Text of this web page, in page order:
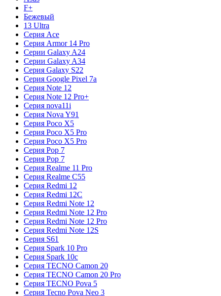
F+
Бежевый
13 Ultra
Серия Ace
Серия Armor 14 Pro
Серии Galaxy A24
Серии Galaxy A34
Серия Galaxy S22
Серия Google Pixel 7a
Серия Note 12
Серия Note 12 Pro+
Серия nova11i
Серия Nova Y91
Серия Poco X5
Серия Poco X5 Pro
Серия Poco X5 Pro
Серия Pop 7
Серия Pop 7
Серия Realme 11 Pro
Серия Realme C55
Серия Redmi 12
Серия Redmi 12C
Серия Redmi Note 12
Серия Redmi Note 12 Pro
Серия Redmi Note 12 Pro
Серия Redmi Note 12S
Серия S61
Серия Spark 10 Pro
Серия Spark 10c
Серия TECNO Camon 20
Серия TECNO Camon 20 Pro
Серия TECNO Pova 5
Серия Tecno Pova Neo 3